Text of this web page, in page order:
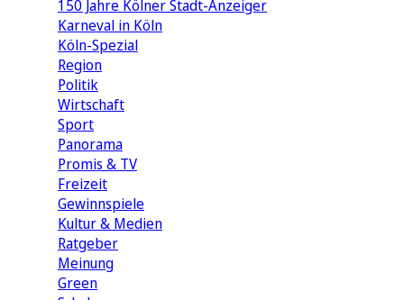
150 Jahre Kölner Stadt-Anzeiger
Karneval in Köln
Köln-Spezial
Region
Politik
Wirtschaft
Sport
Panorama
Promis & TV
Freizeit
Gewinnspiele
Kultur & Medien
Ratgeber
Meinung
Green